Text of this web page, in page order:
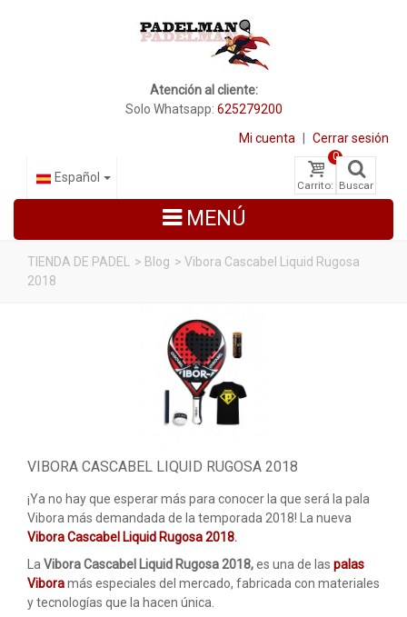
Atención al cliente:
Solo Whatsapp: 625279200
Mi cuenta Cerrar sesión
Carrito:
0
Buscar
Español
MENÚ
OUTLET PADEL
BLOG
TIENDA DE PADEL > Blog > Vibora Cascabel Liquid Rugosa
2018
VIBORA CASCABEL LIQUID RUGOSA 2018
¡Ya no hay que esperar más para conocer la que será la pala
Vibora más demandada de la temporada 2018! La nueva
Vibora Cascabel Liquid Rugosa 2018.
La Vibora Cascabel Liquid Rugosa 2018,es una de las palas
Viboramás especiales del mercado, fabricada con materiales
y tecnologías que la hacen única.